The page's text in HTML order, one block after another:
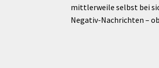
mittlerweile selbst bei
Negativ-Nachrichten –